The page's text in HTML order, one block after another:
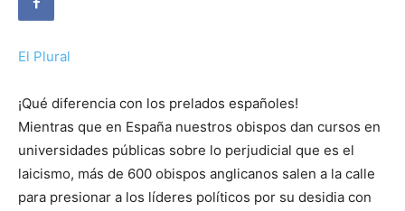
El Plural
¡Qué diferencia con los prelados españoles!
Mientras que en España nuestros obispos dan cursos en
universidades públicas sobre lo perjudicial que es el
laicismo, más de 600 obispos anglicanos salen a la calle
para presionar a los líderes políticos por su desidia con